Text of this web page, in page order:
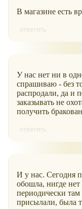
В магазине есть
ответить
У нас нет ни в
спрашиваю - без
распродали, да и
заказывать не
получить
ответить
И у нас. Сегодня
обошла, нигде
периодически
присылали, была